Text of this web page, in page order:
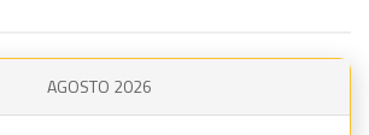
AGOSTO 2026